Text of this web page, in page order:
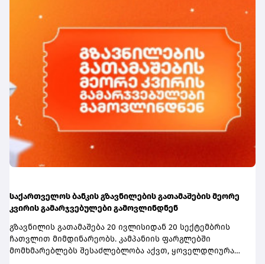
წლევანდელი წელი აუცილებლად იქნება ბათუმის
პორტისთვის სარეკორდო ტვირთბრუნვის კუთხით და
ყველაფერი უნდა გაკეთდეს იმისათვის, რომ მომავალში
ჩვენი საპორტო ინფრასტრუქტურა მაქსიმალურად
განვითარდეს. ბათუმის პორტი, რა თქმა უნდა, ძალიან
მნიშვნელოვანია, ასევე ფოთის პორტი. იცით, რომ
აქტიურად ვმუშაობთ ანაკლიის პორტის
ინფრასტრუქტურის შექმნაზე და 2029 წლისთვის უკვე
დაგეგმილია ანაკლიის პორტში პირველი გემების
მიღება და პირველი ფაზის საპროექტო სამუშაოების
დასრულება,“- აღნიშნა პრემიერმა.
საქართველოს ბანკის გზავნილების გათამაშების მეორე
კვირის გამარჯვებულები გამოვლინდნენ
გზავნილის გათამაშება 20 ივლისიდან 20 სექტემბრის
ჩათვლით მიმდინარეობს. კამპანიის ფარგლებში
მომხმარებლებს შესაძლებლობა აქვთ, ყოველდღიურად